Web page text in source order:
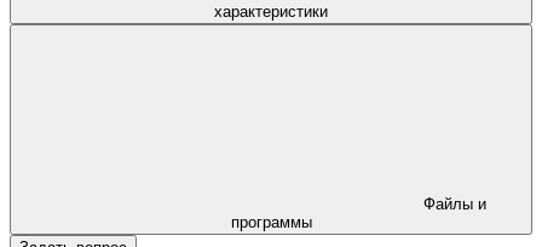
характеристики
программы